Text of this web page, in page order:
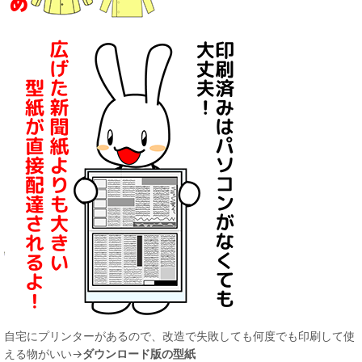
自宅にプリンターがあるので、改造で失敗しても何度でも印刷して使
える物がいい→ダウンロード版の型紙